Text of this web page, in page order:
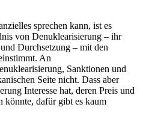
sprechen kann, ist es
von Denuklearisierung – ihr
Durchsetzung – mit den
An
Sanktionen und
Seite nicht. Dass aber
Interesse hat, deren Preis und
könnte, dafür gibt es kaum